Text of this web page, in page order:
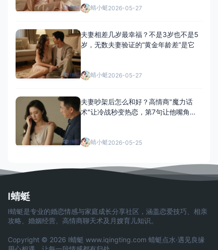
蜻小蜓2026-05-27
夫妻相差几岁最幸福？不是3岁也不是5
岁，无数夫妻验证的“黄金年龄差”是它
蜻小蜓2026-05-27
夫妻吵架后怎么和好？高情商"魔力话
术"让冷战秒变热恋，第7句让他嘴角疯
蜻小蜓2026-05-25
I蜻蜓
I蜻蜓是专业的婚恋情感与家庭成长分享社区，涵盖恋爱技巧、相亲
攻略、婚姻经营、高情商聊天术及月嫂育儿知识。
Copyright © 2026 I蜻蜓 www.iqingting.com 蜻蜓点水·遇见良缘